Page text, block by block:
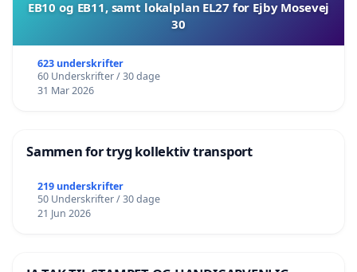
EB10 og EB11, samt lokalplan EL27 for Ejby Mosevej
30
623 underskrifter
60 Underskrifter / 30 dage
31 Mar 2026
Sammen for tryg kollektiv transport
219 underskrifter
50 Underskrifter / 30 dage
21 Jun 2026